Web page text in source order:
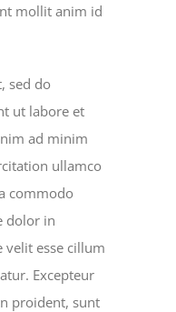
mollit anim id
sed do
ut labore et
ad minim
ullamco
commodo
dolor in
esse cillum
Excepteur
proident, sunt